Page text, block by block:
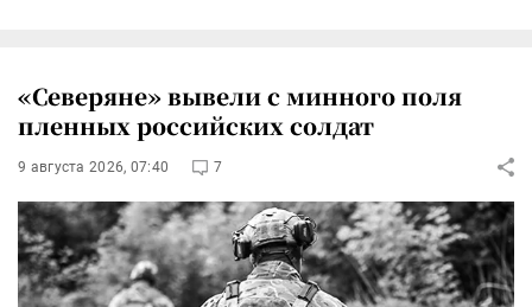
«Северяне» вывели с минного поля
пленных российских солдат
9 августа 2026, 07:40 7